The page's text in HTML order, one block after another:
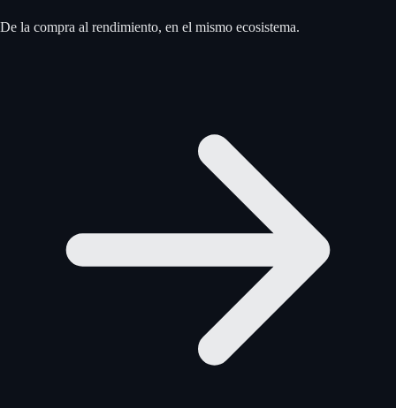
De la compra al rendimiento, en el mismo ecosistema.